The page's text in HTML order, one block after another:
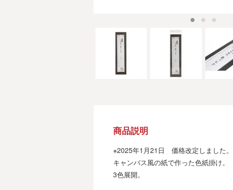
商品説明
※2025年1月21日 価格改定しました。
キャンバス風の紙で作った色紙掛け。
3色展開。